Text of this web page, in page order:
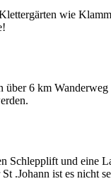
wie
6 km
und eine
.Johann ist es nicht